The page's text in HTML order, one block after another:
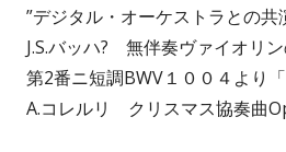
”デジタル・オーケストラとの共
J.S.バッハ? 無伴奏ヴァイオリ
第2番ニ短調BWV１００４より「
A.コレルリ クリスマス協奏曲